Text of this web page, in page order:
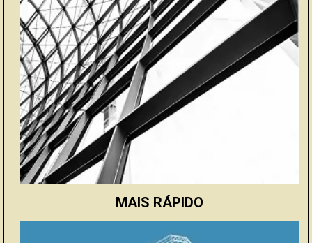
MAIS RÁPIDO